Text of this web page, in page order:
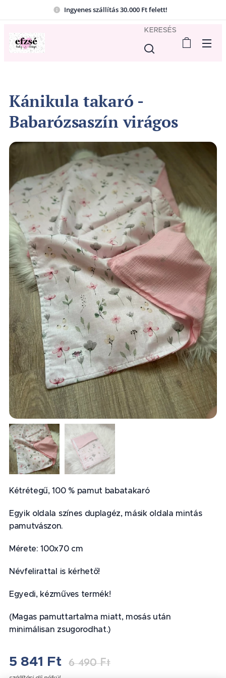
Ingyenes szállítás 30.000 Ft felett!
KERESÉS
Kánikula takaró -
Babarózsaszín virágos
Kétrétegű, 100 % pamut babatakaró
Egyik oldala színes duplagéz, másik oldala mintás
pamutvászon.
Mérete: 100x70 cm
Névfelirattal is kérhető!
Egyedi, kézműves termék!
(Magas pamuttartalma miatt, mosás után
minimálisan zsugorodhat.)
5 841 Ft 6 490Ft